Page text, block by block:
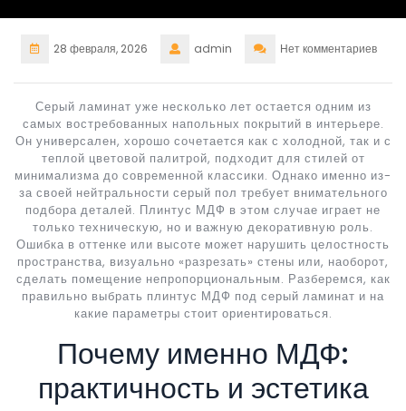
28 февраля, 2026 admin Нет комментариев
Серый ламинат уже несколько лет остается одним из
самых востребованных напольных покрытий в интерьере.
Он универсален, хорошо сочетается как с холодной, так и с
теплой цветовой палитрой, подходит для стилей от
минимализма до современной классики. Однако именно из-
за своей нейтральности серый пол требует внимательного
подбора деталей. Плинтус МДФ в этом случае играет не
только техническую, но и важную декоративную роль.
Ошибка в оттенке или высоте может нарушить целостность
пространства, визуально «разрезать» стены или, наоборот,
сделать помещение непропорциональным. Разберемся, как
правильно выбрать плинтус МДФ под серый ламинат и на
какие параметры стоит ориентироваться.
Почему именно МДФ:
практичность и эстетика